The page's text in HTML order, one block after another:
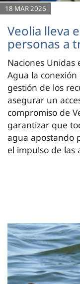
18 MAR 2026
Veolia lleva
personas a
Naciones
Agua la
gestión de los
asegurar un
compromiso de
garantizar que
agua apostando
el impulso de las